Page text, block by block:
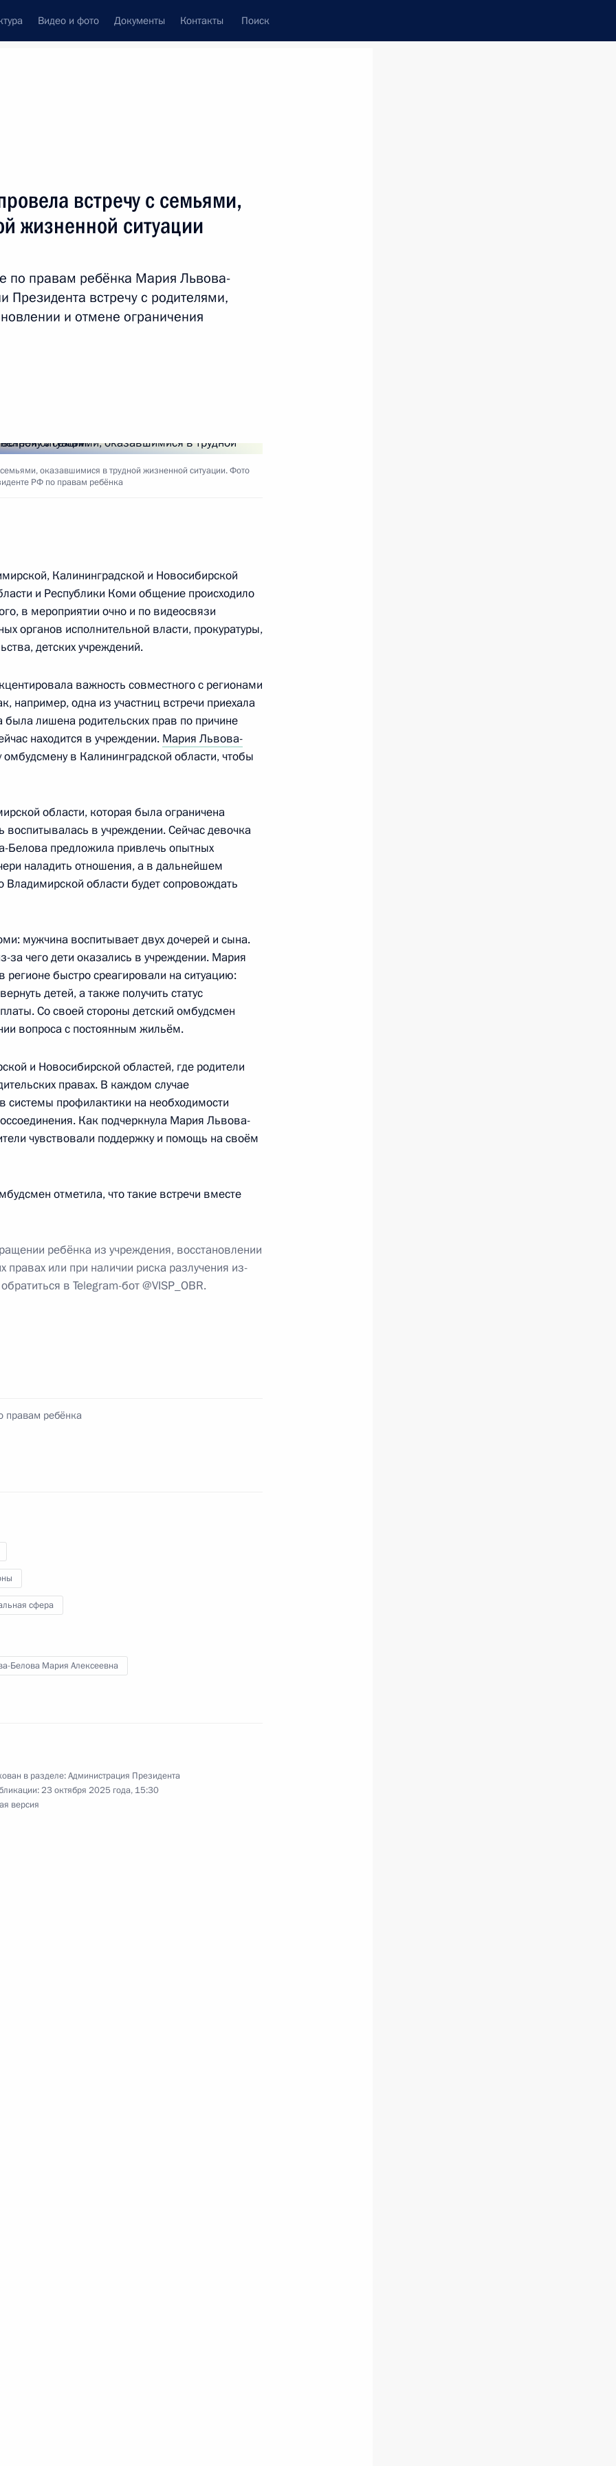
Видео и фото Документы Контакты Поиск
следующие материалы
визитом Луганскую
форум
«Жить и воспитываться
в шестом заседании
ребёнка государств –
заседание
по вопросам помощи семьям
сиротства
ежегодный доклад
правам ребёнка
с семьями,
форум «Семья
и XXIV Всероссийский
область
социальной
в Пензенской
по воссоединению
встречу с семьями,
жизненной ситуации
по правам ребёнка Мария Львова-
встречу с родителями,
и отмене ограничения
оказавшимися в трудной жизненной ситуации. Фото
РФ по правам ребёнка
Калининградской и Новосибирской
и Республики Коми общение происходило
в мероприятии очно и по видеосвязи
органов исполнительной власти, прокуратуры,
детских учреждений.
важность совместного с регионами
например, одна из участниц встречи приехала
лишена родительских прав по причине
находится в учреждении. Мария Львова-
в Калининградской области, чтобы
области, которая была ограничена
воспитывалась в учреждении. Сейчас девочка
Белова предложила привлечь опытных
наладить отношения, а в дальнейшем
области будет сопровождать
мужчина воспитывает двух дочерей и сына.
чего дети оказались в учреждении. Мария
быстро среагировали на ситуацию:
детей, а также получить статус
Со своей стороны детский омбудсмен
вопроса с постоянным жильём.
и Новосибирской областей, где родители
правах. В каждом случае
системы профилактики на необходимости
Как подчеркнула Мария Львова-
чувствовали поддержку и помощь на своём
отметила, что такие встречи вместе
ребёнка из учреждения, восстановлении
правах или при наличии риска разлучения из-
в Telegram-бот @VISP_OBR.
правам ребёнка
сфера
Белова Мария Алексеевна
в разделе:Администрация Президента
23 октября 2025 года, 15:30
версия